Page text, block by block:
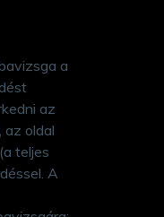
a
az
az oldal
teljes
A